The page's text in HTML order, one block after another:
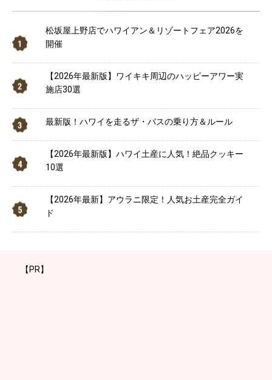
松坂屋上野店でハワイアン＆リゾートフェア2026を
開催
【2026年最新版】ワイキキ周辺のハッピーアワー実
施店30選
最新版！ハワイを走るザ・バスの乗り方＆ルール
【2026年最新版】ハワイ土産に人気！絶品クッキー
10選
【2026年最新】アウラニ限定！人気お土産完全ガイ
ド
【PR】